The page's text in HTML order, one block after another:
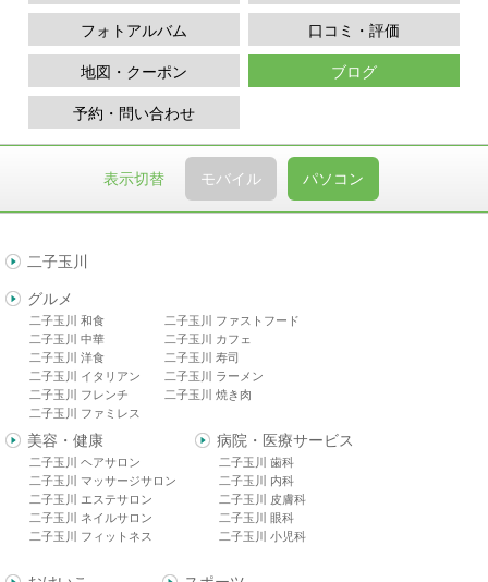
フォトアルバム 口コミ・評価
地図・クーポン ブログ
予約・問い合わせ
表示切替 モバイル パソコン
二子玉川
グルメ
二子玉川 和食
二子玉川 中華
二子玉川 洋食
二子玉川 イタリアン
二子玉川 フレンチ
二子玉川 ファミレス
二子玉川 ファストフード
二子玉川 カフェ
二子玉川 寿司
二子玉川 ラーメン
二子玉川 焼き肉
美容・健康
二子玉川 ヘアサロン
二子玉川 マッサージサロン
二子玉川 エステサロン
二子玉川 ネイルサロン
二子玉川 フィットネス
病院・医療サービス
二子玉川 歯科
二子玉川 内科
二子玉川 皮膚科
二子玉川 眼科
二子玉川 小児科